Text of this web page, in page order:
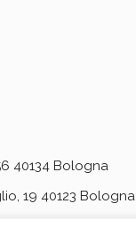
40134 Bologna
19 40123 Bologna